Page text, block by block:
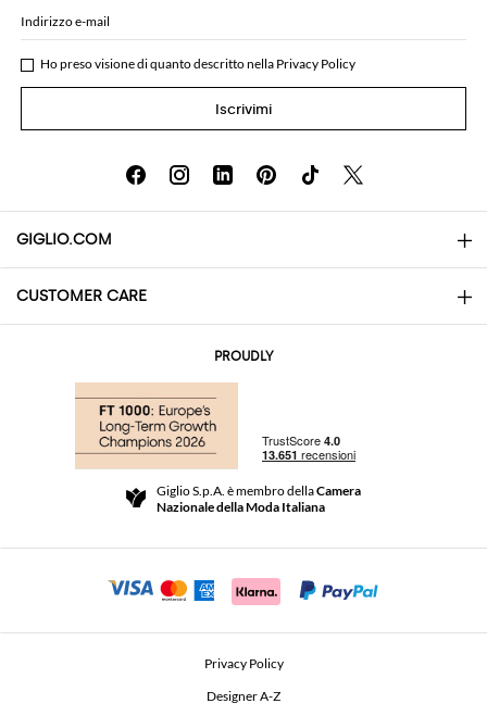
Indirizzo e-mail
Ho preso visione di quanto descritto nella Privacy Policy
Iscrivimi
GIGLIO.COM
About
Community Store
Beauty Seekers VIP Club
CUSTOMER CARE
Resi e Rimborsi
Termini e Condizioni di vendita
Comunicazione di sicurezza
PROUDLY
Giglio S.p.A. è membro dellaCamera
Nazionale della Moda Italiana
Privacy Policy
Designer A-Z